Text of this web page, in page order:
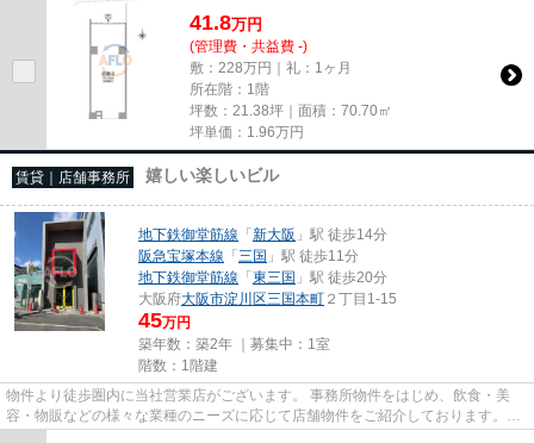
41.8万円
(管理費・共益費 -)
敷：228万円｜礼：1ヶ月
所在階：1階
坪数：21.38坪｜面積：70.70㎡
坪単価： 1.96万円
賃貸｜店舗事務所 嬉しい楽しいビル
地下鉄御堂筋線 「新大阪 」駅 徒歩14分
阪急宝塚本線 「三国 」駅 徒歩11分
地下鉄御堂筋線 「東三国 」駅 徒歩20分
大阪府大阪市淀川区三国本町 ２丁目1-15
45万円
築年数：築2年 ｜募集中： 1室
階数：1階建
物件より徒歩圏内に当社営業店がございます。 事務所物件をはじめ、飲食・美
容・物販などの様々な業種のニーズに応じて店舗物件をご紹介しております。
尚、弊社ではおとり広告は一切...